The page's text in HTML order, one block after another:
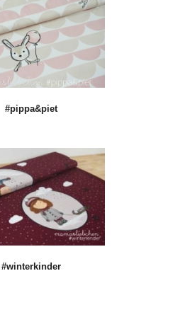
#pippa&piet
#winterkinder